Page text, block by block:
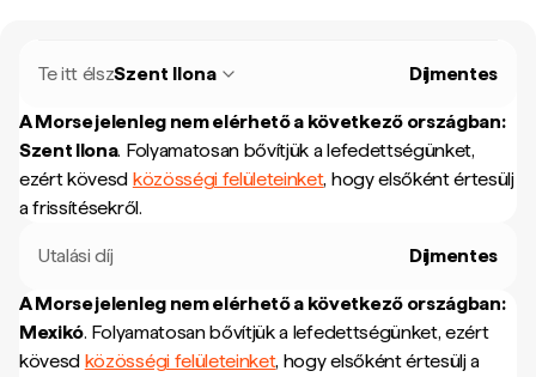
Te itt élszSzent Ilona Díjmentes
A Morse jelenleg nem elérhető a következő országban:
Szent Ilona. Folyamatosan bővítjük a lefedettségünket,
ezért kövesd közösségi felületeinket, hogy elsőként értesülj
a frissítésekről.
Utalási díj Díjmentes
A Morse jelenleg nem elérhető a következő országban:
Mexikó. Folyamatosan bővítjük a lefedettségünket, ezért
kövesd közösségi felületeinket, hogy elsőként értesülj a